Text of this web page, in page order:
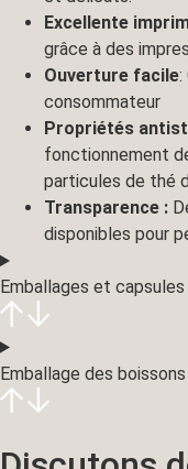
Excellente
grâce à des
Ouverture facile:
consommateur
Propriétés
fonctionnement
particules de thé
Transparence :
disponibles pour
Emballages et
Emballage des